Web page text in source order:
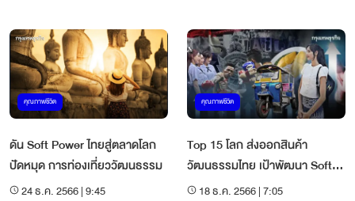
คุณภาพชีวิต
ดัน Soft Power ไทยสู่ตลาดโลก
ปัดหมุด การท่องเที่ยววัฒนธรรม
24 ธ.ค. 2566 | 9:45
คุณภาพชีวิต
Top 15 โลก ส่งออกสินค้า
วัฒนธรรมไทย เป้าพัฒนา Soft
Power
18 ธ.ค. 2566 | 7:05